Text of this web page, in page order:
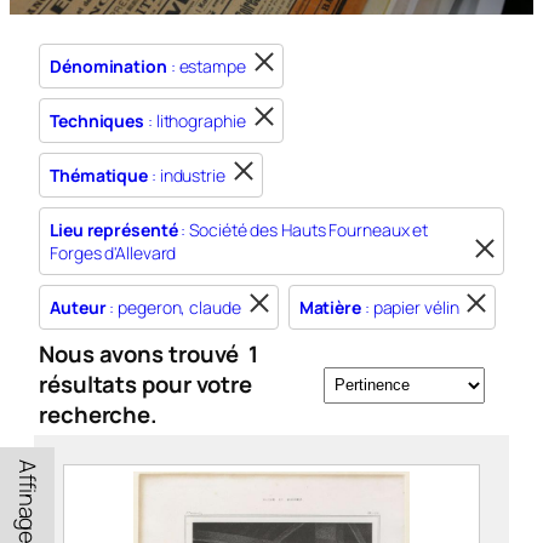
Dénomination : estampe
Techniques : lithographie
Thématique : industrie
Lieu représenté: Société des Hauts Fourneaux et
Forges d'Allevard
Auteur: pegeron, claude Matière: papier vélin
Nous avons trouvé 1
résultats pour votre
recherche.
Affinage